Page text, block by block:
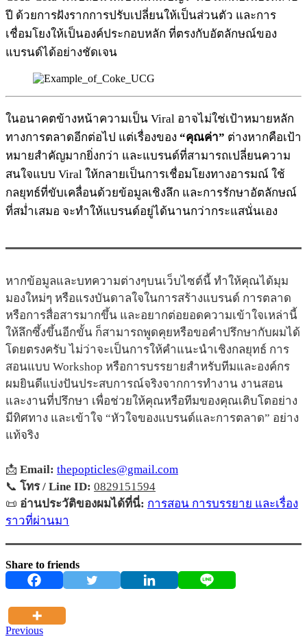
ปี ด้วยการฝังรากการปรับเปลี่ยนให้เป็นส่วนตัว และการ
เชื่อมโยงให้เป็นองค์ประกอบหลัก ที่ตรงกับอัตลักษณ์ของ
แบรนด์ได้อย่างชัดเจน
ในอนาคตข้างหน้าความเป็น Viral อาจไม่ใช่เป้าหมายหลัก
ทางการตลาดอีกต่อไป แต่เรื่องของ “คุณค่า” ต่างหากคือเป้า
หมายสำคัญมากยิ่งกว่า และแบรนด์ที่สามารถเปลี่ยนความ
สนใจแบบ Viral ให้กลายเป็นการเชื่อมโยงทางอารมณ์ ใช้
กลยุทธ์ที่ขับเคลื่อนด้วยข้อมูลเชิงลึก และการรักษาอัตลักษณ์
ที่สม่ำเสมอ จะทำให้แบรนด์อยู่ได้นานกว่ากระแสนั่นเอง
หากข้อมูลและบทความต่างๆบนเว็บไซต์นี้ ทำให้คุณได้มุม
มองใหม่ๆ หรือแรงบันดาลใจในการสร้างแบรนด์ การตลาด
หรือการสื่อสารมากขึ้น และอยากต่อยอดความเข้าใจเหล่านี้
ให้ลึกซึ้งขึ้นอีกขั้น ก็สามารถพูดคุยหรือขอคำปรึกษากับผมได้
โดยตรงครับ ไม่ว่าจะเป็นการให้คำแนะนำเชิงกลยุทธ์ การ
สอนแบบ Workshop หรือการบรรยายสำหรับทีมและองค์กร
ผมยินดีแบ่งปันประสบการณ์จริงจากการทำงาน งานสอน
และงานที่ปรึกษา เพื่อช่วยให้คุณหรือทีมของคุณเติบโตอย่าง
มีทิศทาง และเข้าใจ “หัวใจของแบรนด์และการตลาด” อย่าง
แท้จริง
📩 Email: thepopticles@gmail.com
📞 โทร / Line ID: 0829151594
📜 อ่านประวัติของผมได้ที่นี่: การสอน การบรรยาย และเรื่อง
ราวที่ผ่านมา
Share to friends
Previous